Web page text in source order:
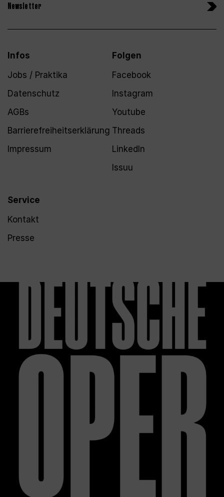
Newsletter
Infos
Jobs / Praktika
Datenschutz
AGBs
Barrierefreiheitserklärung
Impressum
Service
Kontakt
Presse
Folgen
Facebook
Instagram
Youtube
Threads
LinkedIn
Issuu